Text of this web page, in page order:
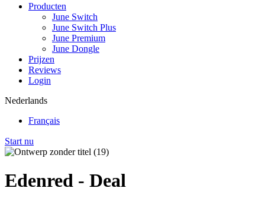
Producten
June Switch
June Switch Plus
June Premium
June Dongle
Prijzen
Reviews
Login
Nederlands
Français
Start nu
Edenred - Deal